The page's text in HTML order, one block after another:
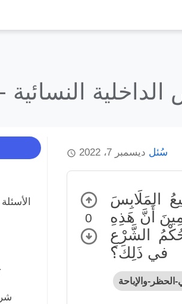
النسائية
سُئل ديسمبر 7، 2022
0
المَلَابِسَ
أَنَّ هَذِهِ
الشَّرْعِ
في ذَلِكَ؟
والإباحة